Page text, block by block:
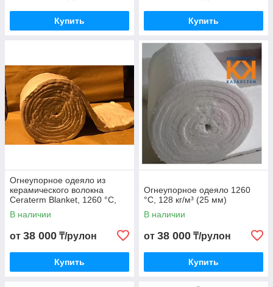
Купить Купить
Огнеупорное одеяло из
керамического волокна
Ceraterm Blanket, 1260 °C,
128 кг/м³
В наличии
от 38 000 ₸/рулон
Купить
Огнеупорное одеяло 1260
°C, 128 кг/м³ (25 мм)
В наличии
от 38 000 ₸/рулон
Купить